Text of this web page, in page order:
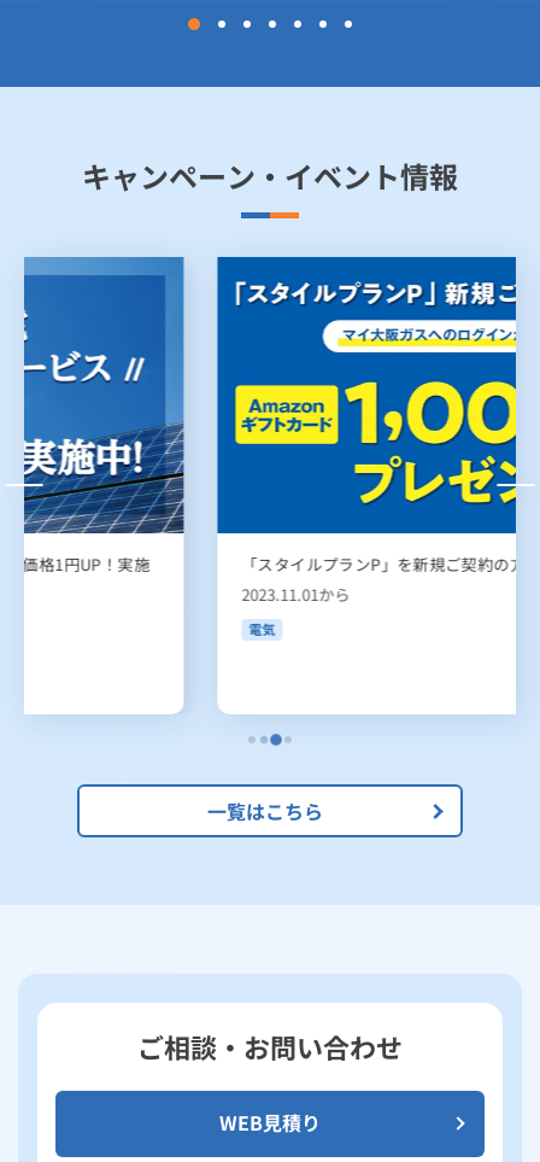
キャンペーン・イベント情報
「スタイルプランP」を新規ご契約の方におトクな特典！
一覧はこちら
ご相談・お問い合わせ
WEB見積り